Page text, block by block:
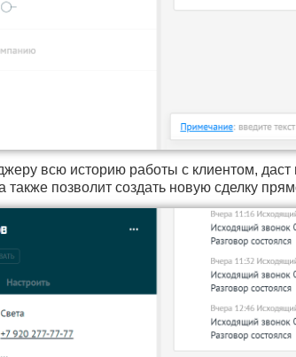
всю историю работы с клиентом, даст
также позволит создать новую сделку